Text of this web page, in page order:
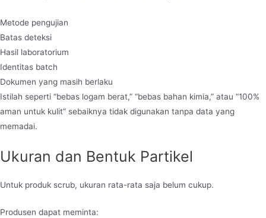
Metode pengujian
Batas deteksi
Hasil laboratorium
Identitas batch
Dokumen yang masih berlaku
Istilah seperti “bebas logam berat,” “bebas bahan kimia,” atau “100%
aman untuk kulit” sebaiknya tidak digunakan tanpa data yang
memadai.
Ukuran dan Bentuk Partikel
Untuk produk scrub, ukuran rata-rata saja belum cukup.
Produsen dapat meminta: